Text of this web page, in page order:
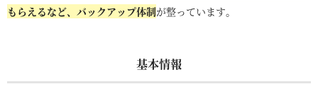
もらえるなど、バックアップ体制が整っています。
基本情報